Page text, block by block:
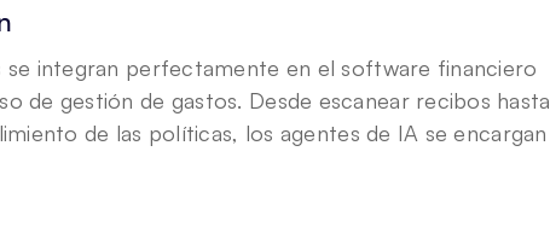
se integran perfectamente en el software financiero
de gestión de gastos. Desde escanear recibos hasta
de las políticas, los agentes de IA se encargan